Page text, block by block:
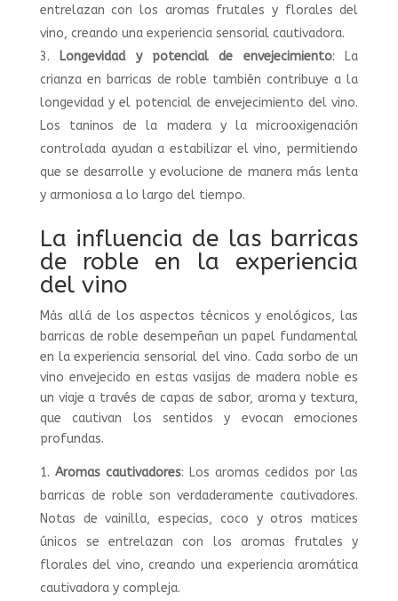
entrelazan con los aromas frutales y florales del
vino, creando una experiencia sensorial cautivadora.
Longevidad y potencial de envejecimiento: La
crianza en barricas de roble también contribuye a la
longevidad y el potencial de envejecimiento del vino.
Los taninos de la madera y la microoxigenación
controlada ayudan a estabilizar el vino, permitiendo
que se desarrolle y evolucione de manera más lenta
y armoniosa a lo largo del tiempo.
La influencia de las barricas
de roble en la experiencia
del vino
Más allá de los aspectos técnicos y enológicos, las
barricas de roble desempeñan un papel fundamental
en la experiencia sensorial del vino. Cada sorbo de un
vino envejecido en estas vasijas de madera noble es
un viaje a través de capas de sabor, aroma y textura,
que cautivan los sentidos y evocan emociones
profundas.
Aromas cautivadores: Los aromas cedidos por las
barricas de roble son verdaderamente cautivadores.
Notas de vainilla, especias, coco y otros matices
únicos se entrelazan con los aromas frutales y
florales del vino, creando una experiencia aromática
cautivadora y compleja.